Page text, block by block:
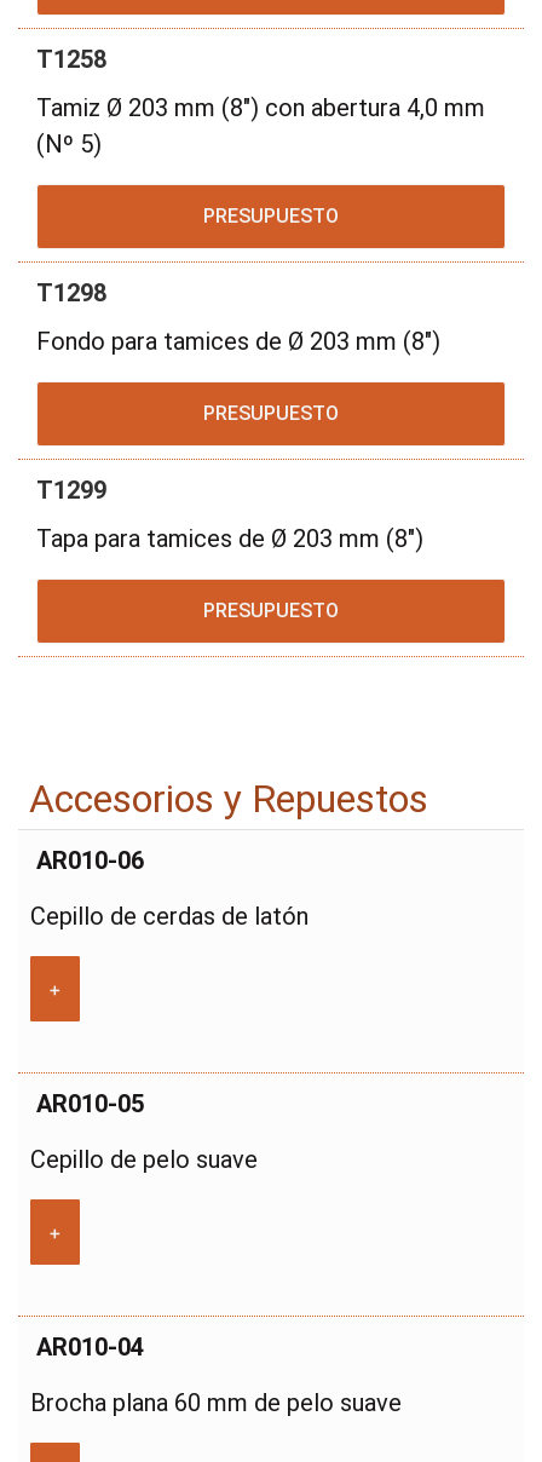
T1258
Tamiz Ø 203 mm (8") con abertura 4,0 mm
(Nº 5)
PRESUPUESTO
T1298
Fondo para tamices de Ø 203 mm (8")
PRESUPUESTO
T1299
Tapa para tamices de Ø 203 mm (8")
PRESUPUESTO
Accesorios y Repuestos
AR010-06
Cepillo de cerdas de latón
+
AR010-05
Cepillo de pelo suave
+
AR010-04
Brocha plana 60 mm de pelo suave